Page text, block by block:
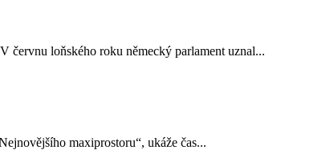
červnu loňského roku německý parlament uznal...
maxiprostoru“, ukáže čas...